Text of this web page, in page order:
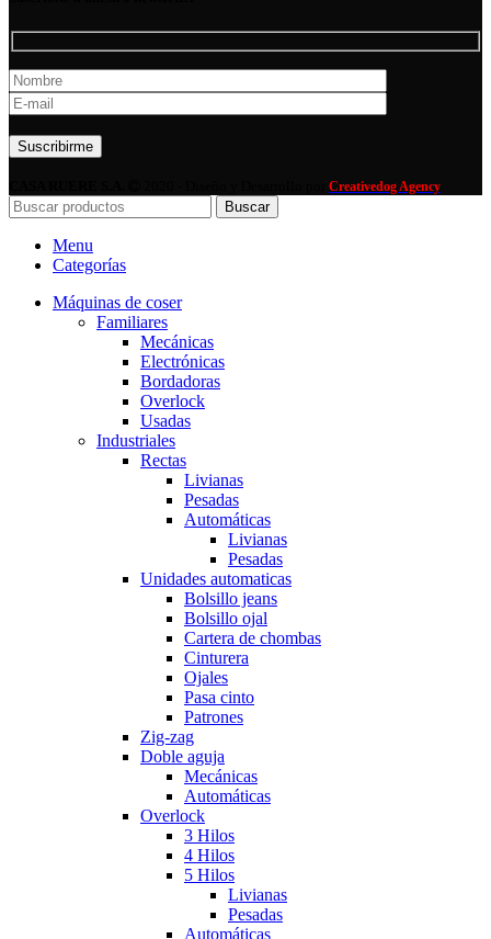
Creativedog Agency
Buscar
Menu
Categorías
Máquinas de coser
Familiares
Mecánicas
Electrónicas
Bordadoras
Overlock
Usadas
Industriales
Rectas
Livianas
Pesadas
Automáticas
Livianas
Pesadas
Unidades automaticas
Bolsillo jeans
Bolsillo ojal
Cartera de chombas
Cinturera
Ojales
Pasa cinto
Patrones
Zig-zag
Doble aguja
Mecánicas
Automáticas
Overlock
3 Hilos
4 Hilos
5 Hilos
Livianas
Pesadas
Automáticas